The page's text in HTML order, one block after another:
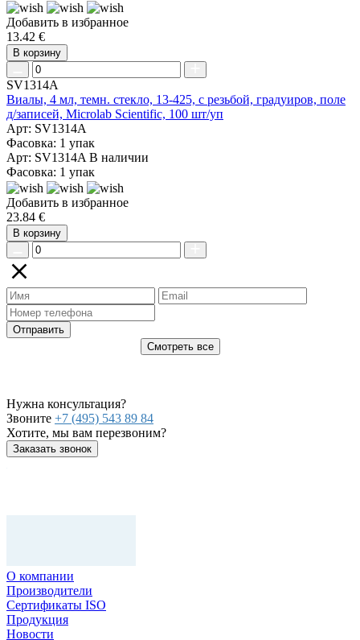
Добавить в избранное
13.42 €
В корзину
SV1314A
Виалы, 4 мл, темн. стекло, 13-425, с резьбой, градуиров, поле
д/записей, Microlab Scientific, 100 шт/уп
Арт: SV1314A
Фасовка: 1 упак
Арт: SV1314A В наличии
Фасовка: 1 упак
Добавить в избранное
23.84 €
В корзину
Отправить
Смотреть все
Нужна консультация?
Звоните +7 (495) 543 89 84
Хотите, мы вам перезвоним?
Заказать звонок
О компании
Производители
Сертификаты ISO
Продукция
Новости